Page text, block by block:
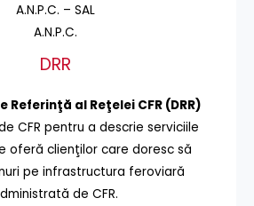
A.N.P.C. – SAL
A.N.P.C.
DRR
Referinţă al Reţelei CFR (DRR)
CFR pentru a descrie serviciile
oferă clienţilor care doresc să
pe infrastructura feroviară
de CFR.